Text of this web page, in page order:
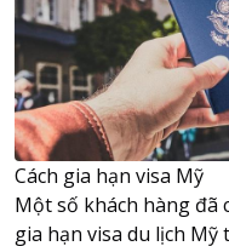
Cách gia hạn visa Mỹ
Một số khách hàng đã
gia hạn visa du lịch